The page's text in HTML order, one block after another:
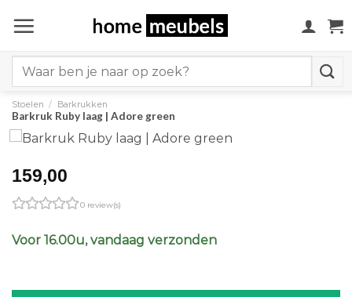
naar
for:
Stoelen / Barkrukken
Barkruk Ruby laag | Adore green
159,00
0 review(s)
Voor 16.00u, vandaag verzonden